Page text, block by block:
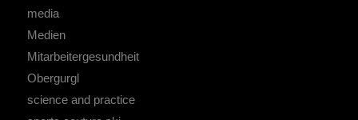
media
Medien
Mitarbeitergesundheit
Obergurgl
science and practice